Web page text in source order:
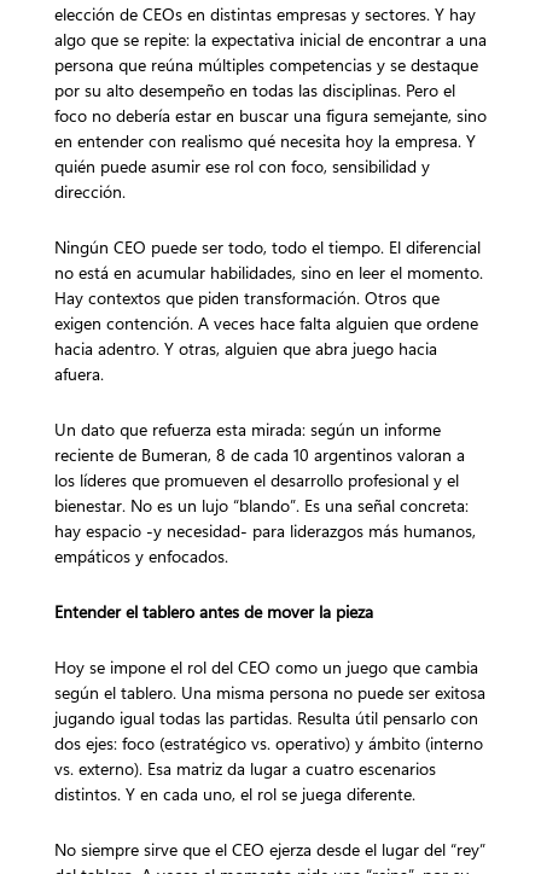
elección de CEOs en distintas empresas y sectores. Y hay
algo que se repite: la expectativa inicial de encontrar a una
persona que reúna múltiples competencias y se destaque
por su alto desempeño en todas las disciplinas. Pero el
foco no debería estar en buscar una figura semejante, sino
en entender con realismo qué necesita hoy la empresa. Y
quién puede asumir ese rol con foco, sensibilidad y
dirección.
Ningún CEO puede ser todo, todo el tiempo. El diferencial
no está en acumular habilidades, sino en leer el momento.
Hay contextos que piden transformación. Otros que
exigen contención. A veces hace falta alguien que ordene
hacia adentro. Y otras, alguien que abra juego hacia
afuera.
Un dato que refuerza esta mirada: según un informe
reciente de Bumeran, 8 de cada 10 argentinos valoran a
los líderes que promueven el desarrollo profesional y el
bienestar. No es un lujo “blando”. Es una señal concreta:
hay espacio -y necesidad- para liderazgos más humanos,
empáticos y enfocados.
Entender el tablero antes de mover la pieza
Hoy se impone el rol del CEO como un juego que cambia
según el tablero. Una misma persona no puede ser exitosa
jugando igual todas las partidas. Resulta útil pensarlo con
dos ejes: foco (estratégico vs. operativo) y ámbito (interno
vs. externo). Esa matriz da lugar a cuatro escenarios
distintos. Y en cada uno, el rol se juega diferente.
No siempre sirve que el CEO ejerza desde el lugar del “rey”